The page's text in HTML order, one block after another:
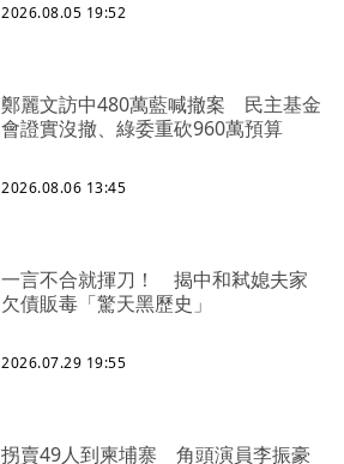
2026.08.05 19:52
鄭麗文訪中480萬藍喊撤案 民主基金
會證實沒撤、綠委重砍960萬預算
2026.08.06 13:45
一言不合就揮刀！ 揭中和弒媳夫家
欠債販毒「驚天黑歷史」
2026.07.29 19:55
拐賣49人到柬埔寨 角頭演員李振豪